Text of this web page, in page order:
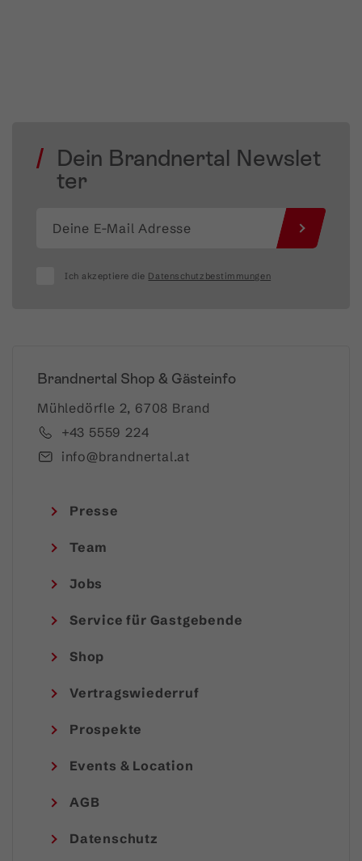
Dein Brandnertal Newslet
ter
Ich akzeptiere die Datenschutzbestimmungen
Brandnertal Shop & Gästeinfo
Mühledörfle 2, 6708 Brand
+43 5559 224
info@brandnertal.at
Presse
Team
Jobs
Service für Gastgebende
Shop
Vertragswiederruf
Prospekte
Events & Location
AGB
Datenschutz